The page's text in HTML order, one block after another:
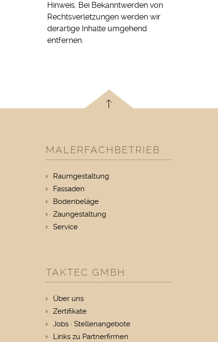
Hinweis. Bei Bekanntwerden von
Rechtsverletzungen werden wir
derartige Inhalte umgehend
entfernen.
MALERFACHBETRIEB
Raumgestaltung
Fassaden
Bodenbeläge
Zaungestaltung
Service
TAKTEC GMBH
Über uns
Zertifikate
Jobs · Stellenangebote
Links zu Partnerfirmen